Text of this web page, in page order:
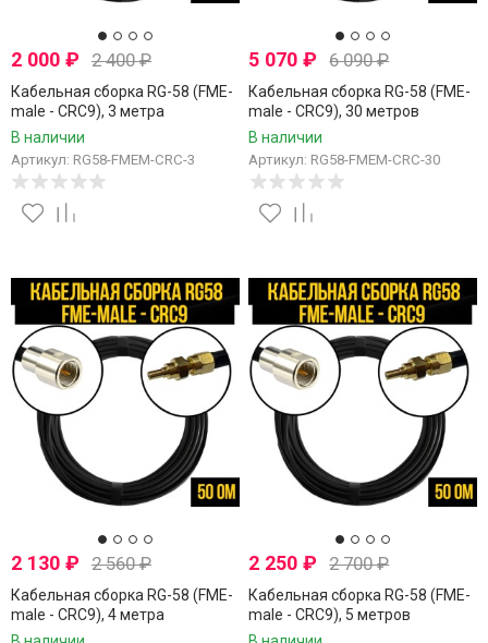
2 000 ₽ 2 400₽
Кабельная сборка RG-58 (FME-
male - CRC9), 3 метра
В наличии
Артикул: RG58-FMEM-CRC-3
5 070₽ 6 090₽
Кабельная сборка RG-58 (FME-
male - CRC9), 30 метров
В наличии
Артикул: RG58-FMEM-CRC-30
2 130 ₽ 2 560₽
Кабельная сборка RG-58 (FME-
male - CRC9), 4 метра
2 250₽ 2 700₽
Кабельная сборка RG-58 (FME-
male - CRC9), 5 метров